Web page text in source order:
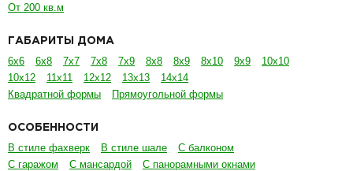
От 200 кв.м
ГАБАРИТЫ ДОМА
6х6 6х8 7х7 7х8 7х9 8х8 8х9 8х10 9х9
10х10
10х12
11х11 12х12 13х13
14х14
Квадратной формы
Прямоугольной формы
ОСОБЕННОСТИ
В стиле фахверк В стиле шале
С балконом
С гаражом
С мансардой
С панорамными окнами